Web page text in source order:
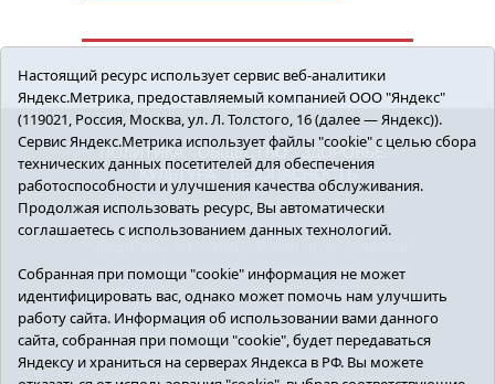
ПОЛИТИКА ОБЩЕСТВО
ЗДОРОВЬЕ
КУЛЬТУРА
БЕЗОПАСНОСТЬ
16+ © 2018 Сорокинский район в деталях.
Новости Сорокинского района
редактор - Королюк Елена Анатольевна, e-mail:
znamenka@inbox.ru, тел.: 8(34550)2-27-30
Регистрационный номер СМИ Эл №ФС77-69142
от 24 марта 2017 г., выданное Федеральной
службой по надзору в сфере связи,
информационных технологий и массовых
Настоящий ресурс использует сервис веб-аналитики
Яндекс.Метрика, предоставляемый компанией ООО "Яндекс"
(119021, Россия, Москва, ул. Л. Толстого, 16 (далее — Яндекс)).
Сервис Яндекс.Метрика использует файлы "cookie" с целью сбора
технических данных посетителей для обеспечения
работоспособности и улучшения качества обслуживания.
Продолжая использовать ресурс, Вы автоматически
соглашаетесь с использованием данных технологий.
Собранная при помощи "cookie" информация не может
идентифицировать вас, однако может помочь нам улучшить
работу сайта. Информация об использовании вами данного
сайта, собранная при помощи "cookie", будет передаваться
Яндексу и храниться на серверах Яндекса в РФ. Вы можете